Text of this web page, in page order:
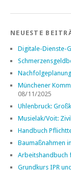
NEUESTE
Digitale-Dienste-
Münchener
08/11/2025
Uhlenbruck:
Musielak/Voit:
Handbuch
Baumaßnahmen
Arbeitshandbuch
Grundkurs IPR